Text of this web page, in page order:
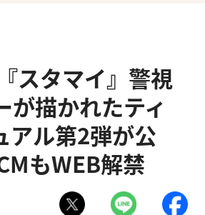
スタマイ』警視
が描かれたティ
アル第2弾が公
もWEB解禁